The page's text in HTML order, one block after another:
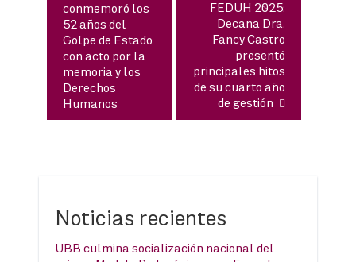
conmemoró los
52 años del
Golpe de Estado
con acto por la
memoria y los
Derechos
Humanos
FEDUH 2025:
Decana Dra.
Fancy Castro
presentó
principales hitos
de su cuarto año
de gestión
Noticias recientes
UBB culmina socialización nacional del